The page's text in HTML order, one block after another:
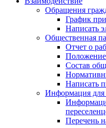
Обращения
График
Написать
Общественная
Отчет о
Положение
Состав
Написать
Информация для
Перечень